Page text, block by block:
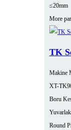
≤20mm
More
TK
Makine
XT-
Boru
Round